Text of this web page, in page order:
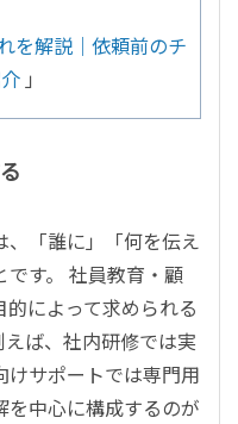
を解説｜依頼前のチ
」
「誰に」「何を伝え
す。 社員教育・顧
によって求められる
ば、社内研修では実
けサポートでは専門用
を中心に構成するのが